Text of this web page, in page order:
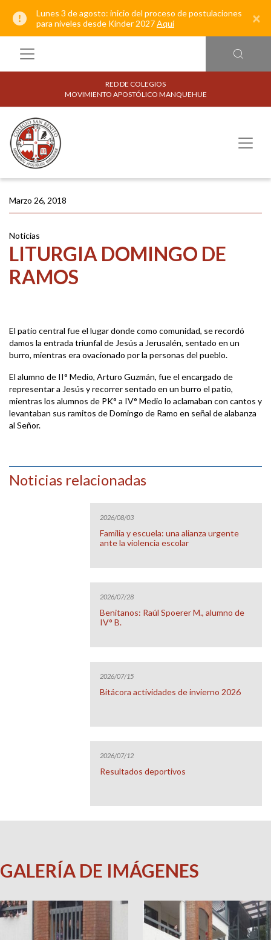
Lunes 3 de agosto: inicio del proceso de postulaciones
para niveles desde Kínder 2027Aquí ×
RED DE COLEGIOS
MOVIMIENTO APOSTÓLICO MANQUEHUE
Marzo 26, 2018
Noticias
LITURGIA DOMINGO DE
RAMOS
El patio central fue el lugar donde como comunidad, se recordó
damos la entrada triunfal de Jesús a Jerusalén, sentado en un
burro, mientras era ovacionado por la personas del pueblo.
El alumno de II° Medio, Arturo Guzmán, fue el encargado de
representar a Jesús y recorrer sentado en un burro el patio,
mientras los alumnos de PK° a IV° Medio lo aclamaban con cantos y
levantaban sus ramitos de Domingo de Ramo en señal de alabanza
al Señor.
Noticias relacionadas
2026/08/03
Familia y escuela: una alianza urgente
ante la violencia escolar
2026/07/28
Benitanos: Raúl Spoerer M., alumno de
IV° B.
2026/07/15
Bitácora actividades de invierno 2026
2026/07/12
Resultados deportivos
GALERÍA DE IMÁGENES